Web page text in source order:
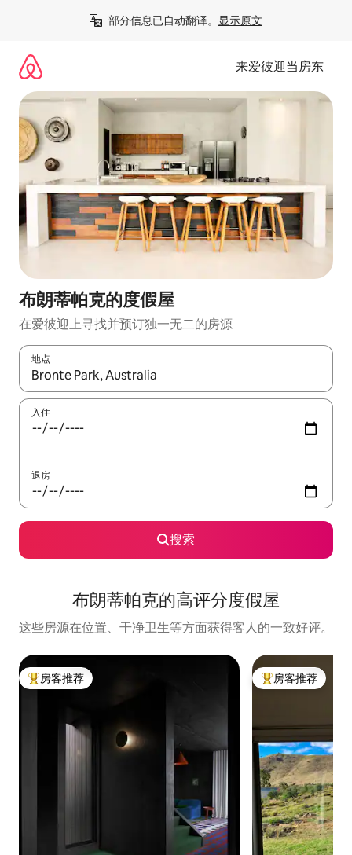
部分信息已自动翻译。 显示原文
来爱彼迎当房东
布朗蒂帕克的度假屋
在爱彼迎上寻找并预订独一无二的房源
地点
如有搜索结果，请使用上下方向键查看，或通过点击或滑动手势
入住
退房
搜索
布朗蒂帕克的高评分度假屋
这些房源在位置、干净卫生等方面获得客人的一致好评。
热门「房客推荐」
房客推荐 热门「房客推荐」
房客推荐